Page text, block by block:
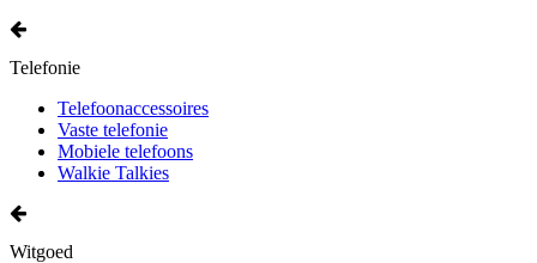
Telefonie
Telefoonaccessoires
Vaste telefonie
Mobiele telefoons
Walkie Talkies
Witgoed